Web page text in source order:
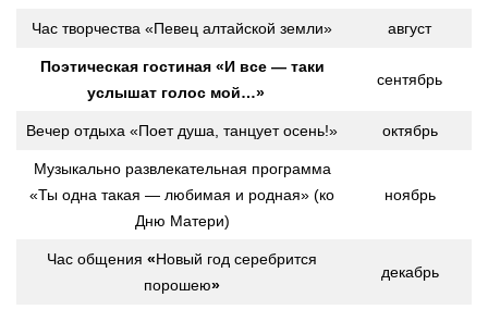
Час творчества «Певец алтайской земли» август
Поэтическая гостиная «И все — таки
услышат голос мой…»
сентябрь
Вечер отдыха «Поет душа, танцует осень!» октябрь
Музыкально развлекательная программа
«Ты одна такая — любимая и родная» (ко
Дню Матери)
ноябрь
Час общения «Новый год серебрится
порошею»
декабрь